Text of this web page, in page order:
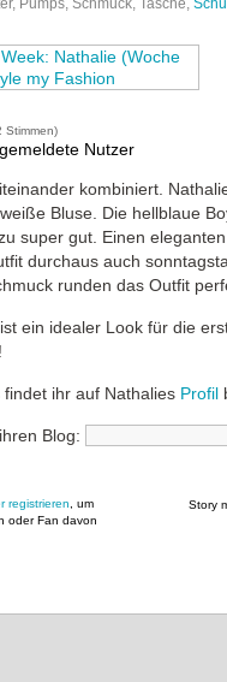
Pumps, Schmuck, Tasche,
Stimmen)
kombiniert.
Bluse. Die hellblaue
super gut. Einen
durchaus auch
runden das Outfit
ein idealer Look für die
ihr auf Nathalies Profil
Blog:
Story
registrieren , um
oder Fan davon